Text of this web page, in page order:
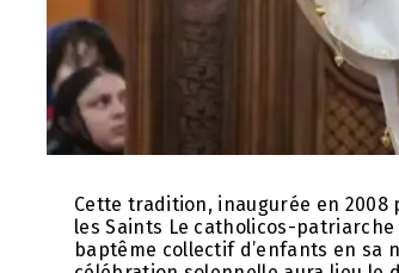
Cette tradition, inaugurée en
les Saints Le catholicos-
baptême collectif d’enfants en sa